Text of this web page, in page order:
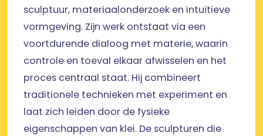
sculptuur, materiaalonderzoek en intuïtieve
vormgeving. Zijn werk ontstaat via een
voortdurende dialoog met materie, waarin
controle en toeval elkaar afwisselen en het
proces centraal staat. Hij combineert
traditionele technieken met experiment en
laat zich leiden door de fysieke
eigenschappen van klei. De sculpturen die